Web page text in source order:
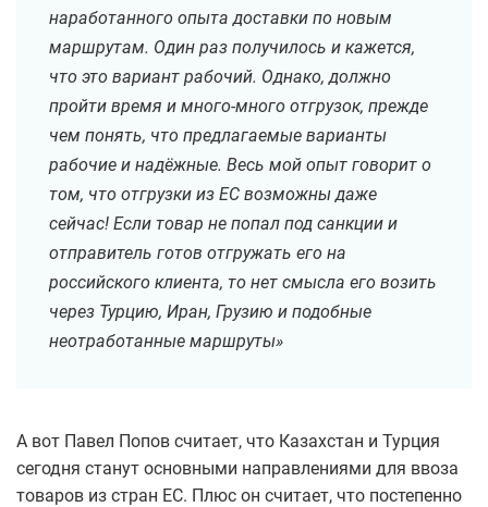
наработанного опыта доставки по новым
маршрутам. Один раз получилось и кажется,
что это вариант рабочий. Однако, должно
пройти время и много-много отгрузок, прежде
чем понять, что предлагаемые варианты
рабочие и надёжные. Весь мой опыт говорит о
том, что отгрузки из ЕС возможны даже
сейчас! Если товар не попал под санкции и
отправитель готов отгружать его на
российского клиента, то нет смысла его возить
через Турцию, Иран, Грузию и подобные
неотработанные маршруты»
А вот Павел Попов считает, что Казахстан и Турция
сегодня станут основными направлениями для ввоза
товаров из стран ЕС. Плюс он считает, что постепенно